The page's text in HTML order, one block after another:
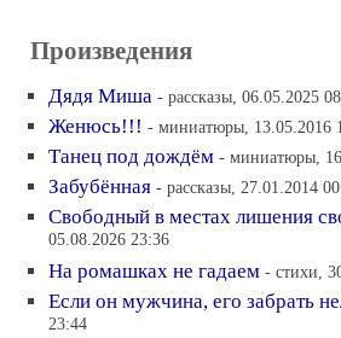
Произведения
Дядя Миша - рассказы, 06.05.2025
Женюсь!!! - миниатюры, 13.05.2016
Танец под дождём - миниатюры,
Забубённая - рассказы, 27.01.2014
Свободный в местах лишения
05.08.2026 23:36
На ромашках не гадаем - стихи,
Если он мужчина, его забрать
23:44